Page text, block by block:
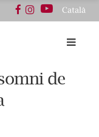
Català
de